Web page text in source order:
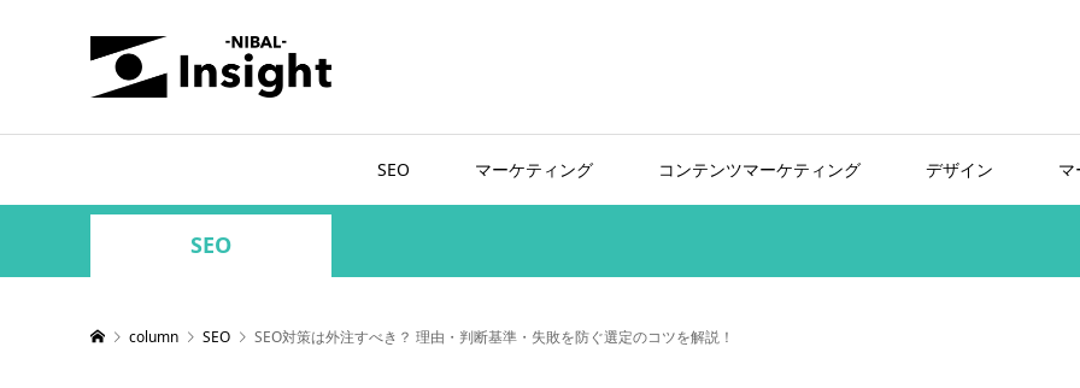
SEO マーケティング コンテンツマーケティング デザイン マ
SEO
column SEO SEO対策は外注すべき？ 理由・判断基準・失敗を防ぐ選定のコツを解説！